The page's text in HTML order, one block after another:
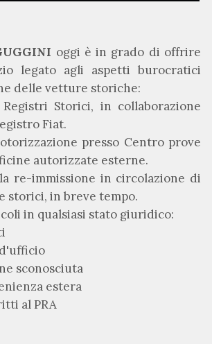
oggi è in grado di offrire
legato agli aspetti burocratici
delle vetture storiche:
Storici, in collaborazione
Fiat.
presso Centro prove
autorizzate esterne.
re-immissione in circolazione di
storici, in breve tempo.
in qualsiasi stato giuridico:
sconosciuta
estera
al PRA